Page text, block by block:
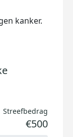
kanker.
Streefbedrag
€500